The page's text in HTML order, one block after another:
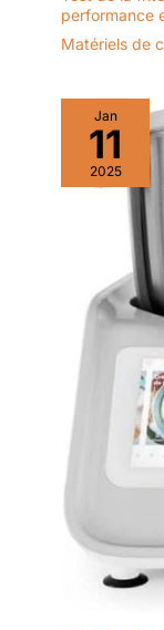
performance
Matériels de
Jan
11
2025